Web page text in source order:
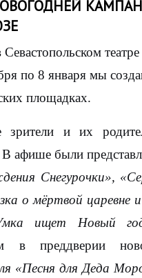
по 8 января мы
площадках.
и их
афише были
Снегурочки»,
о мёртвой царевне
ищет Новый
в преддверии
«Песня для Деда